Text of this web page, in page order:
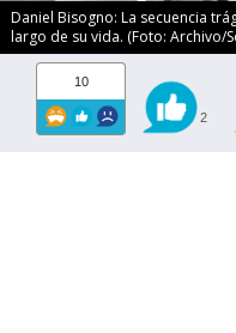
Daniel Bisogno: La secuencia
largo de su vida. (Foto: Archivo/
10
2